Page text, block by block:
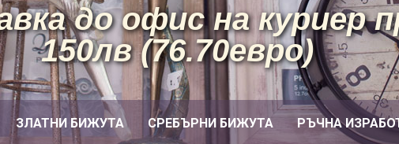
ЗЛАТНИ БИЖУТА СРЕБЪРНИ БИЖУТА РЪЧНА
до офис на куриер
150лв (76.70евро)